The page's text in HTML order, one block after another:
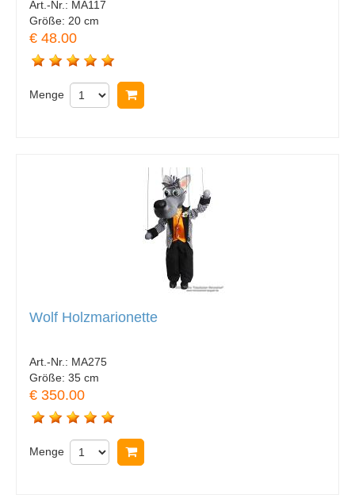
Art.-Nr.: MA117
Größe: 20 cm
€ 48.00
Menge
Wolf Holzmarionette
Art.-Nr.: MA275
Größe: 35 cm
€ 350.00
Menge